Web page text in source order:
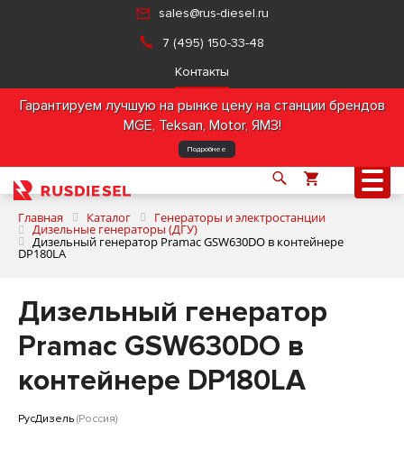
sales@rus-diesel.ru
7 (495) 150-33-48
Контакты
Гарантируем лучшую на рынке цену на станции брендов
MGE, Teksan, Motor, ЯМЗ!
Подробнее
Продукция
Главная Каталог Генераторы и электростанции
Дизельные генераторы (ДГУ)
Дизельный генератор Pramac GSW630DO в контейнере
DP180LA
Дизельный генератор
Pramac GSW630DO в
контейнере DP180LA
РусДизель (Россия)